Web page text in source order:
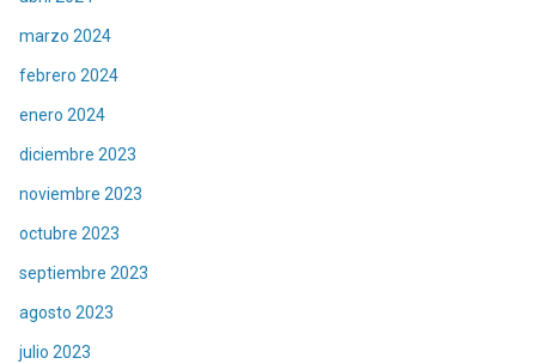
marzo 2024
febrero 2024
enero 2024
diciembre 2023
noviembre 2023
octubre 2023
septiembre 2023
agosto 2023
julio 2023